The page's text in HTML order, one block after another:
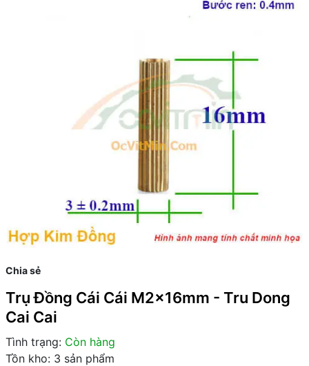
Chia sẻ
Trụ Đồng Cái Cái M2x16mm - Tru Dong
Cai Cai
Tình trạng: Còn hàng
Tồn kho: 3 sản phẩm